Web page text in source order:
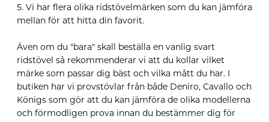
5. Vi har flera olika ridstövelmärken som du kan jämföra
mellan för att hitta din favorit.
Även om du "bara" skall beställa en vanlig svart
ridstövel så rekommenderar vi att du kollar vilket
märke som passar dig bäst och vilka mått du har. I
butiken har vi provstövlar från både Deniro, Cavallo och
Königs som gör att du kan jämföra de olika modellerna
och förmodligen prova innan du bestämmer dig för